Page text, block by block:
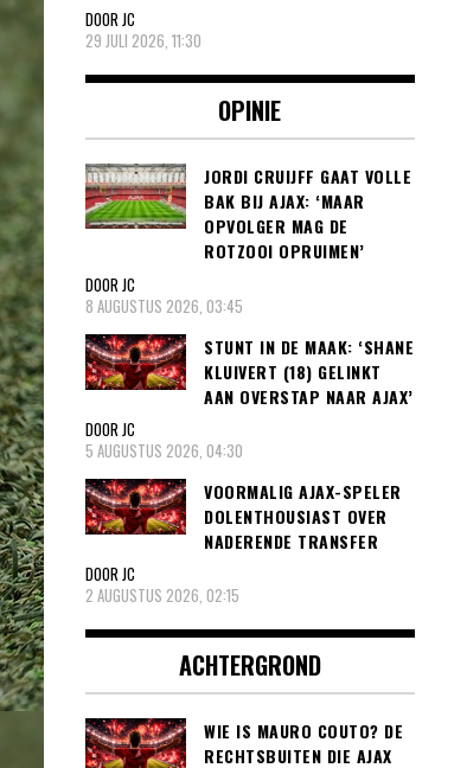
DOOR JC
29 JULI 2026, 11:30
OPINIE
JORDI CRUIJFF GAAT VOLLE
BAK BIJ AJAX: ‘MAAR
OPVOLGER MAG DE
ROTZOOI OPRUIMEN’
DOOR JC
8 AUGUSTUS 2026, 03:45
STUNT IN DE MAAK: ‘SHANE
KLUIVERT (18) GELINKT
AAN OVERSTAP NAAR AJAX’
DOOR JC
5 AUGUSTUS 2026, 04:30
VOORMALIG AJAX-SPELER
DOLENTHOUSIAST OVER
NADERENDE TRANSFER
DOOR JC
2 AUGUSTUS 2026, 02:15
ACHTERGROND
WIE IS MAURO COUTO? DE
RECHTSBUITEN DIE AJAX